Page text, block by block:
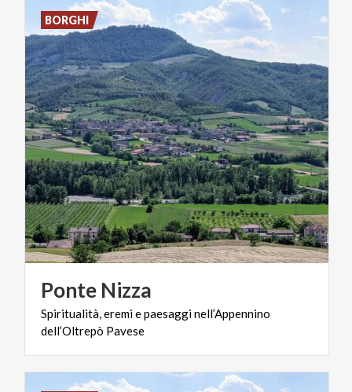
Ponte Nizza
Spiritualità,eremiepaesagginell’Appennino
dell’Oltrepò Pavese
BORGHI